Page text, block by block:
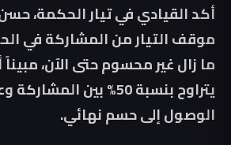
أكد القيادي في تيار الحكمة،
موقف التيار من المشاركة في
ما زال غير محسوم حتى الآن، مبيناً
يتراوح بنسبة 50% بين
الوصول إلى حسم نهائي.